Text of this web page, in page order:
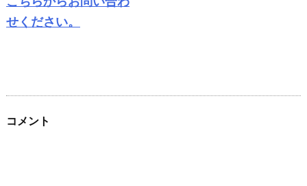
せください。
コメント